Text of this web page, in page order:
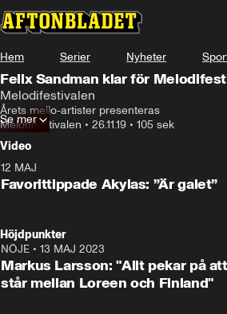
Hem Serier Nyheter
Felix Sandman klar för
Melodifestivalen
Årets mello-artister presenteras
Melodifestivalen • 26.11.19 • 105 sek
Se mer
Video
12 MAJ
Favorittippade Akylas: ”Är galet”
Höjdpunkter
NÖJE • 13 MAJ 2023
Markus Larsson: "Allt pekar på
står mellan Loreen och Finland"